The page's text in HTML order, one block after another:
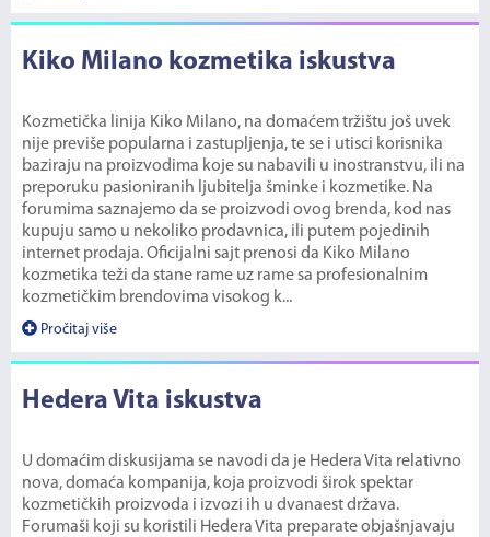
Kiko Milano kozmetika iskustva
Kozmetička linija Kiko Milano, na domaćem tržištu još uvek
nije previše popularna i zastupljenja, te se i utisci korisnika
baziraju na proizvodima koje su nabavili u inostranstvu, ili na
preporuku pasioniranih ljubitelja šminke i kozmetike. Na
forumima saznajemo da se proizvodi ovog brenda, kod nas
kupuju samo u nekoliko prodavnica, ili putem pojedinih
internet prodaja. Oficijalni sajt prenosi da Kiko Milano
kozmetika teži da stane rame uz rame sa profesionalnim
kozmetičkim brendovima visokog k...
Pročitaj više
Hedera Vita iskustva
U domaćim diskusijama se navodi da je Hedera Vita relativno
nova, domaća kompanija, koja proizvodi širok spektar
kozmetičkih proizvoda i izvozi ih u dvanaest država.
Forumaši koji su koristili Hedera Vita preparate objašnjavaju